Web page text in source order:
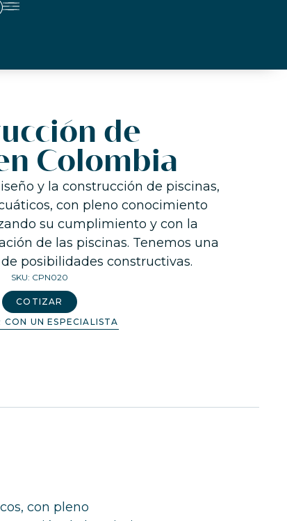
de
Colombia
y la construcción de piscinas,
con pleno conocimiento
su cumplimiento y con la
de las piscinas. Tenemos una
posibilidades constructivas.
SKU: CPN020
COTIZAR
CON UN ESPECIALISTA
con pleno